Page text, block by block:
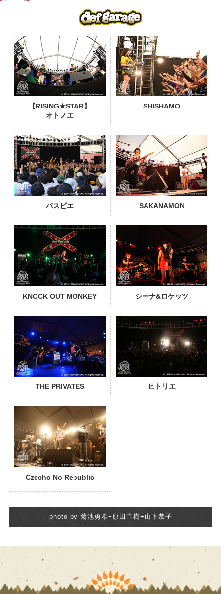
【RISING★STAR】
オトノエ
SHISHAMO
PHOTO
パスピエ SAKANAMON
PHOTO
KNOCK OUT MONKEY シーナ&ロケッツ
PHOTO
THE PRIVATES ヒトリエ
PHOTO
Czecho No Republic
photo by 菊池勇希+原田直樹+山下恭子